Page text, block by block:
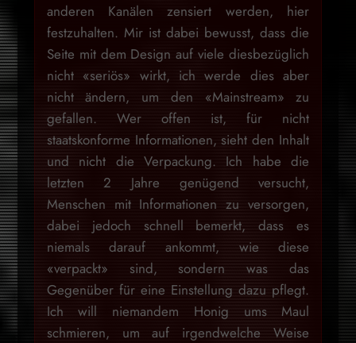
anderen Kanälen zensiert werden, hier
festzuhalten. Mir ist dabei bewusst, dass die
Seite mit dem Design auf viele diesbezüglich
nicht «seriös» wirkt, ich werde dies aber
nicht ändern, um den «Mainstream» zu
gefallen. Wer offen ist, für nicht
staatskonforme Informationen, sieht den Inhalt
und nicht die Verpackung. Ich habe die
letzten 2 Jahre genügend versucht,
Menschen mit Informationen zu versorgen,
dabei jedoch schnell bemerkt, dass es
niemals darauf ankommt, wie diese
«verpackt» sind, sondern was das
Gegenüber für eine Einstellung dazu pflegt.
Ich will niemandem Honig ums Maul
schmieren, um auf irgendwelche Weise